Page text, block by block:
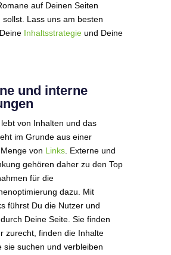
auf Deinen Seiten
Lass uns am besten
Inhaltsstrategieund Deine
und interne
von Inhalten und das
im Grunde aus einer
von Links. Externe und
gehören daher zu den Top
für die
dazu. Mit
führst Du die Nutzer und
Deine Seite. Sie finden
zurecht, finden die Inhalte
sie suchen und verbleiben